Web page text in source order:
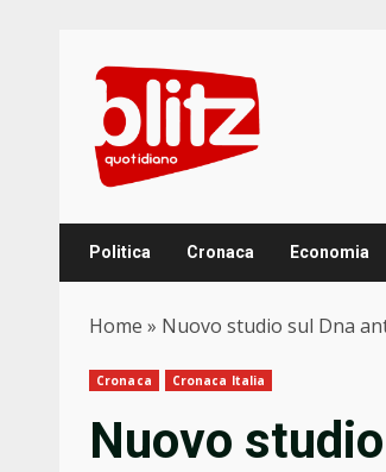
content
Politica Cronaca Economia
Home » Nuovo studio sul Dna
Cronaca Cronaca Italia
Nuovo